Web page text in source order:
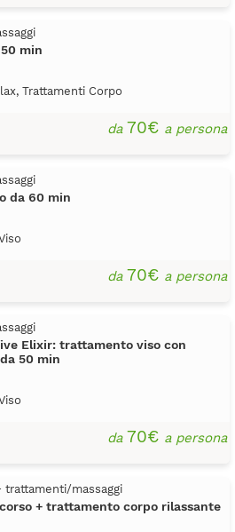
min
Trattamenti Corpo
da70€ a persona
da 60 min
da70€ a persona
Elixir: trattamento viso con
50 min
da70€ a persona
trattamenti/massaggi
+ trattamento corpo rilassante